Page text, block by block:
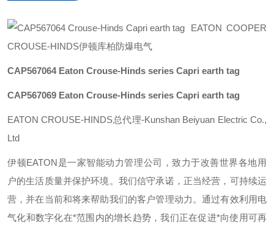
EATON COOPER
CROUSE-HINDS伊顿库柏防爆电气
CAP567064 Eaton Crouse-Hinds series Capri earth tag
CAP567069 Eaton Crouse-Hinds series Capri earth tag
EATON CROUSE-HINDS总代理-Kunshan Beiyuan Electric Co.,
Ltd
伊顿EATON是一家智能动力管理公司，致力于改善世界各地用
户的生活质量并保护环境。我们信守承诺，正当经营，可持续运
营，并在当前和将来帮助我们的客户管理动力。通过有效利用电
气化和数字化在*范围内的增长趋势，我们正在促进*向使用可再